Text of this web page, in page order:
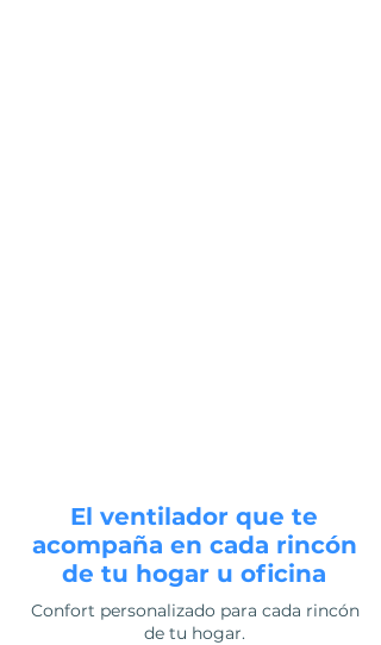
El ventilador que te
acompaña en cada rincón
de tu hogar u oficina
Confort personalizado para cada rincón
de tu hogar.